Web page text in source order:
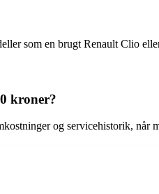
som en brugt Renault Clio
kroner?
og servicehistorik, når